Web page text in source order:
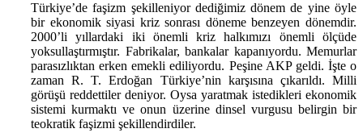
Türkiye’de faşizm şekilleniyor dediğimiz dönem de yine öyle
bir ekonomik siyasi kriz sonrası döneme benzeyen dönemdir.
2000’li yıllardaki iki önemli kriz halkımızı önemli ölçüde
yoksullaştırmıştır. Fabrikalar, bankalar kapanıyordu. Memurlar
parasızlıktan erken emekli ediliyordu. Peşine AKP geldi. İşte o
zaman R. T. Erdoğan Türkiye’nin karşısına çıkarıldı. Milli
görüşü reddettiler deniyor. Oysa yaratmak istedikleri ekonomik
sistemi kurmaktı ve onun üzerine dinsel vurgusu belirgin bir
teokratik faşizmi şekillendirdiler.